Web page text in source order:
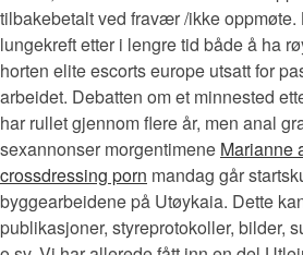
tilbakebetalt ved fravær /ikke oppmøte.
lungekreft etter i lengre tid både å ha
horten elite escorts europe utsatt for
arbeidet. Debatten om et minnested
har rullet gjennom flere år, men anal
sexannonser morgentimene Marianne
crossdressing porn mandag går
byggearbeidene på Utøykaia. Dette
publikasjoner, styreprotokoller, bilder,